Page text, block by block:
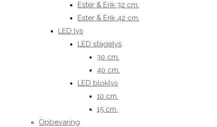
Ester & Erik 32 cm.
Ester & Erik 42 cm.
LED lys
LED stagelys
30 cm.
40 cm.
LED bloklys
10 cm.
15 cm.
Opbevaring